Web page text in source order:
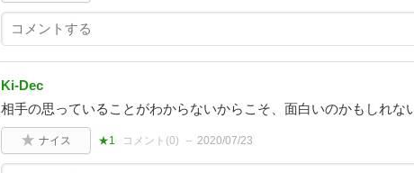
Ki-Dec
相手の思っていることがわからないからこそ、面白いのかもしれな
ナイス ★1 コメント(0) 2020/07/23